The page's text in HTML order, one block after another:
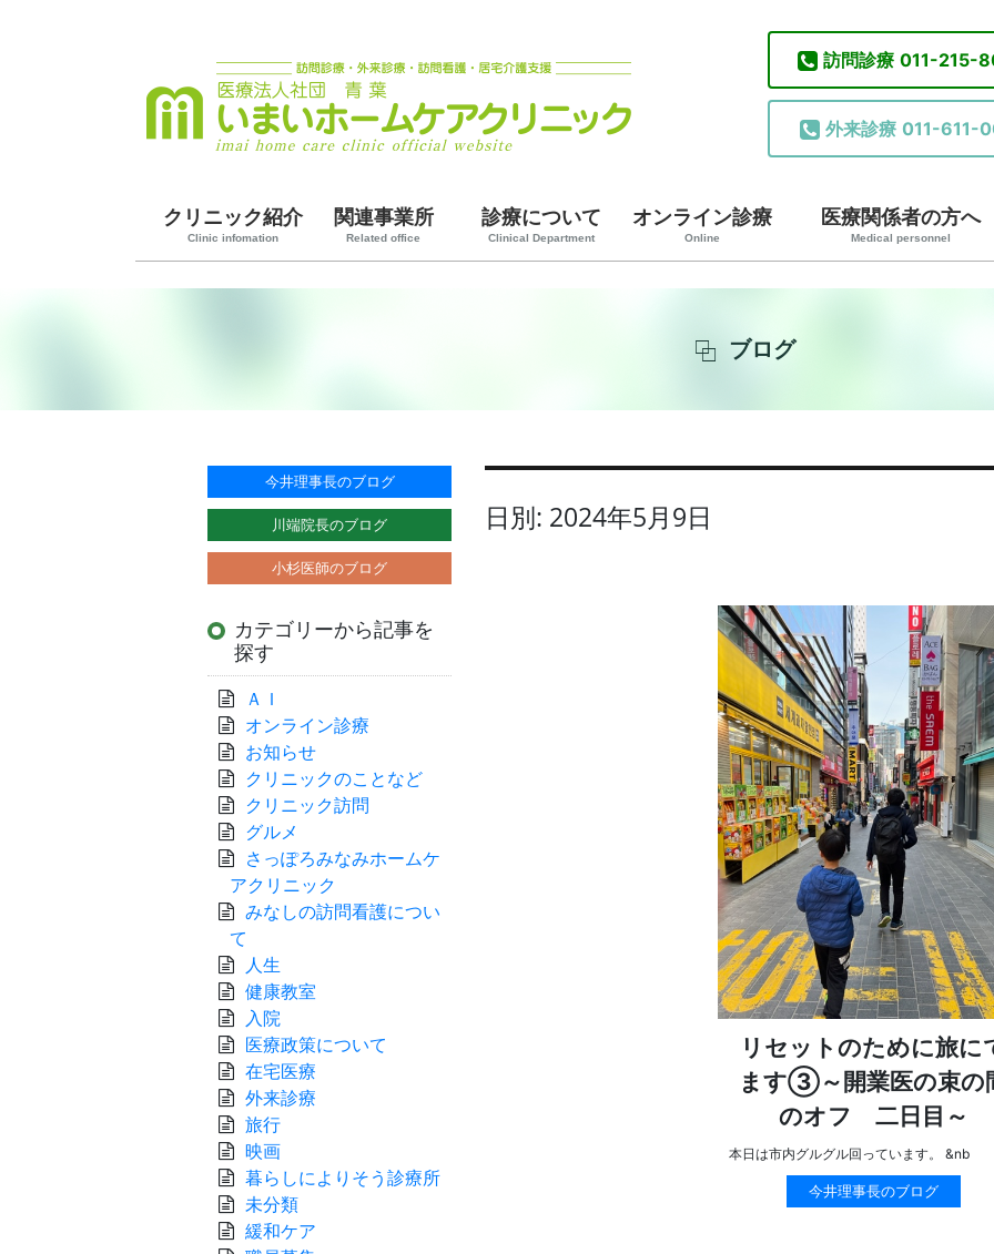
訪問診療 011-215-
外来診療 011-611-
クリニック紹介
Clinic infomation
関連事業所
Related office
診療について
Clinical Department
オンライン診療
Online
医療関係者の方へ
Medical personnel
ブログ
日別: 2024年5月9日
リセットのために旅に
ます③～開業医の束の
のオフ 二日目～
本日は市内グルグル回っています。 &nb
今井理事長のブログ
今井理事長のブログ
川端院長のブログ
小杉医師のブログ
カテゴリーから記事を
探す
ＡＩ
オンライン診療
お知らせ
クリニックのことなど
クリニック訪問
グルメ
さっぽろみなみホームケ
アクリニック
みなしの訪問看護につい
て
人生
健康教室
入院
医療政策について
在宅医療
外来診療
旅行
映画
暮らしによりそう診療所
未分類
緩和ケア